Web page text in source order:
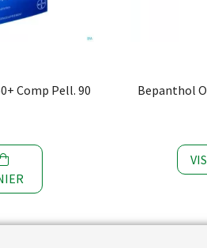
Comp Pell. 90
Bepanthol